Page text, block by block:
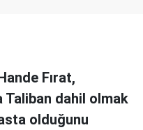
Fırat,
dahil olmak
olduğunu